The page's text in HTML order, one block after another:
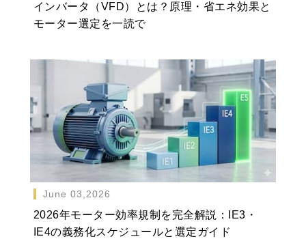
インバータ（VFD）とは？原理・省エネ効果と
モーター選定を一読で
June 03,2026
2026年モーター効率規制を完全解説：IE3・
IE4の義務化スケジュールと選定ガイド